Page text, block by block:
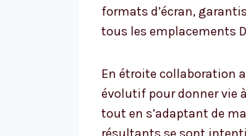
formats d’écran,
tous les emplacements
En étroite collaboration
évolutif pour donner vie
tout en s’adaptant de